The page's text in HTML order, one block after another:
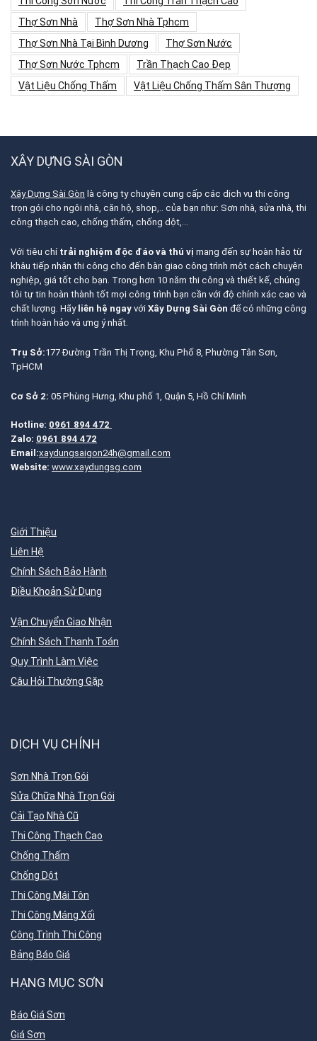
Thợ Sơn Nhà
Thợ Sơn Nhà Tphcm
Thợ Sơn Nhà Tại Bình Dương
Thợ Sơn Nước
Thợ Sơn Nước Tphcm
Trần Thạch Cao Đẹp
Vật Liệu Chống Thấm
Vật Liệu Chống Thấm Sân Thượng
XÂY DỰNG SÀI GÒN
Xây Dựng Sài Gòn là công ty chuyên cung cấp các dịch vụ thi công
trọn gói cho ngôi nhà, căn hộ, shop,.. của bạn như: Sơn nhà, sửa nhà, thi
công thạch cao, chống thấm, chống dột,…
Với tiêu chí trải nghiệm độc đáo và thú vị mang đến sự hoàn hảo từ
khâu tiếp nhận thi công cho đến bàn giao công trình một cách chuyên
nghiệp, giá tốt cho bạn. Trong hơn 10 năm thi công và thiết kế, chúng
tôi tự tin hoàn thành tốt mọi công trình bạn cần với độ chính xác cao và
chất lượng. Hãy liên hệ ngay với Xây Dựng Sài Gòn để có những công
trình hoàn hảo và ưng ý nhất.
Trụ Sở:177 Đường Trần Thị Trọng, Khu Phố 8, Phường Tân Sơn,
TpHCM
Cơ Sở 2: 05 Phùng Hưng, Khu phố 1, Quận 5, Hồ Chí Minh
Hotline: 0961 894 472
Zalo: 0961 894 472
Email:xaydungsaigon24h@gmail.com
Website: www.xaydungsg.com
Giới Thiệu
Liên Hệ
Chính Sách Bảo Hành
Điều Khoản Sử Dụng
Vận Chuyển Giao Nhận
Chính Sách Thanh Toán
Quy Trình Làm Việc
Câu Hỏi Thường Gặp
DỊCH VỤ CHÍNH
Sơn Nhà Trọn Gói
Sửa Chữa Nhà Trọn Gói
Cải Tạo Nhà Cũ
Thi Công Thạch Cao
Chống Thấm
Chống Dột
Thi Công Mái Tôn
Thi Công Máng Xối
Công Trình Thi Công
Bảng Báo Giá
HẠNG MỤC SƠN
Báo Giá Sơn
Giá Sơn